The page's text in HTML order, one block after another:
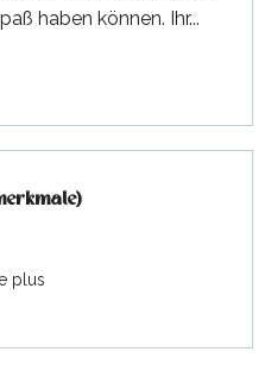
haben können. Ihr...
plus